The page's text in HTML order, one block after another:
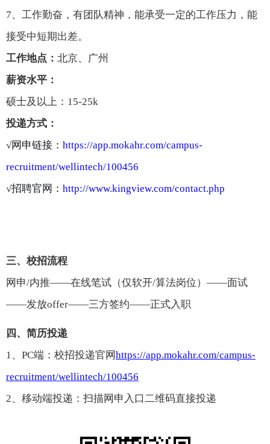
7、工作勤奋，有团队精神，能承受一定的工作压力，能
接受中短期出差。
工作地点： 北京、
广州
薪资水平 ：
硕士及以上：15-25k
投递方式：
√网申链接： https://app.mokahr.com/campus-
recruitment/wellintech/100456
√招聘官网： http://www.kingview.com/contact.php
三、 校招流程
网申/内推——在线笔试（仅软开/算法岗位）——面试
——发放offer——三方签约——正式入职
四、简历投递
1、PC端 ：校招投递官网https://app.mokahr.com/campus-
recruitment/wellintech/100456
2、移动端投递：扫描网申入口二维码直接投递